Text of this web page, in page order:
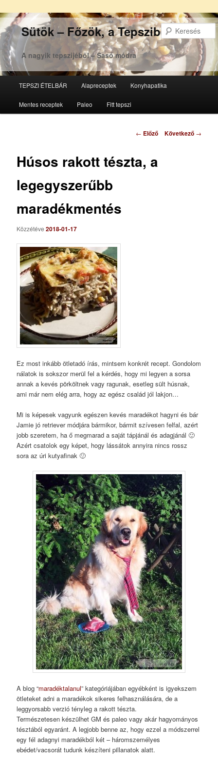
Sütök – Főzök, a Tepsziből
A nagyik tepszijéből – Sasó módra
Tovább
az
Tovább
a
TEPSZI ÉTELBÁR Alapreceptek Konyhapatika
Mentes receptek Paleo Fitt tepszi
Bejegyzés
← Előző Következő →
Húsos rakott tészta, a
legegyszerűbb
maradékmentés
Közzétéve2018-01-17
Ez most inkább ötletadó írás, mintsem konkrét recept. Gondolom
nálatok is sokszor merül fel a kérdés, hogy mi legyen a sorsa
annak a kevés pörköltnek vagy ragunak, esetleg sült húsnak,
ami már nem elég arra, hogy az egész család jól lakjon…
Mi is képesek vagyunk egészen kevés maradékot hagyni és bár
Jamie jó retriever módjára bármikor, bármit szívesen felfal, azért
jobb szeretem, ha ő megmarad a saját tápjánál és adagjánál 🙂
Azért csatolok egy képet, hogy lássátok annyira nincs rossz
sora az úri kutyafinak 🙂
A blog “maradéktalanul” kategóriájában egyébként is igyekszem
ötleteket adni a maradékok sikeres felhasználására, de a
leggyorsabb verzió tényleg a rakott tészta.
Természetesen készülhet GM és paleo vagy akár hagyományos
tésztából egyaránt. A legjobb benne az, hogy ezzel a módszerrel
egy fél adagnyi maradékból két – háromszemélyes
ebédet/vacsorát tudunk készíteni pillanatok alatt.